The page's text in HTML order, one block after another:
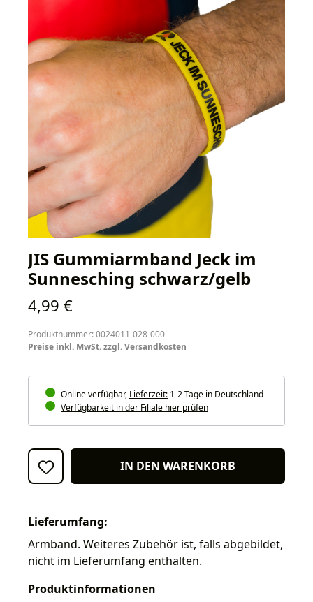
JIS Gummiarmband Jeck im
Sunnesching schwarz/gelb
Regulärer Preis:
4,99 €
Produktnummer: 0024011-028-000
Preise inkl. MwSt. zzgl. Versandkosten
Online verfügbar, Lieferzeit: 1-2 Tage in Deutschland
Verfügbarkeit in der Filiale hier prüfen
IN DEN WARENKORB
Lieferumfang:
Armband. Weiteres Zubehör ist, falls abgebildet,
nicht im Lieferumfang enthalten.
Produktinformationen